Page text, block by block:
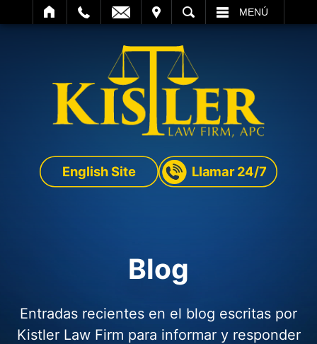
BUSCAR MENÚ
English Site Llamar 24/7
Blog
Entradas recientes en el blog escritas por
Kistler Law Firm para informar yresponder